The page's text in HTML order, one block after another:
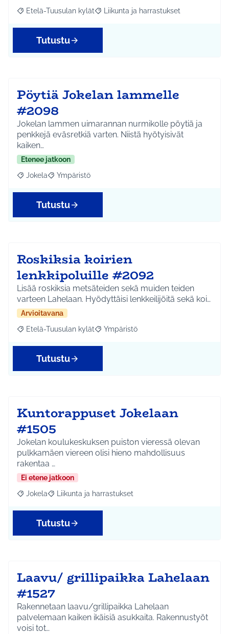
Rajaa tulokset aihepiirin mukaan: Etelä-Tuusulan kylät
Etelä-Tuusulan kylät Rajaa tulokset teeman mukaan:
Liikunta ja harrastukset
Tutustu
Pöytiä Jokelan lammelle
#2098
Jokelan lammen uimarannan nurmikolle pöytiä ja
penkkejä eväsretkiä varten. Niistä hyötyisivät
kaiken…
Etenee jatkoon
Rajaa tulokset aihepiirin mukaan: Jokela
Jokela Rajaa tulokset teeman mukaan: Ympäristö
Ympäristö
Tutustu
Roskiksia koirien
lenkkipoluille #2092
Lisää roskiksia metsäteiden sekä muiden teiden
varteen Lahelaan. Hyödyttäisi lenkkeilijöitä sekä koi…
Arvioitavana
Rajaa tulokset aihepiirin mukaan: Etelä-Tuusulan kylät
Etelä-Tuusulan kylät Rajaa tulokset teeman mukaan:
Ympäristö
Tutustu
Kuntorappuset Jokelaan
#1505
Jokelan koulukeskuksen puiston vieressä olevan
pulkkamäen viereen olisi hieno mahdollisuus
rakentaa …
Ei etene jatkoon
Rajaa tulokset aihepiirin mukaan: Jokela
Jokela Rajaa tulokset teeman mukaan: Liikunta ja
Liikunta ja harrastukset
Tutustu
Laavu/ grillipaikka Lahelaan
#1527
Rakennetaan laavu/grillipaikka Lahelaan
palvelemaan kaiken ikäisiä asukkaita. Rakennustyöt
voisi tot…